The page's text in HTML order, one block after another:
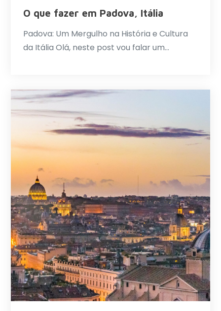
O que fazer em Padova, Itália
Padova: Um Mergulho na História e Cultura
da Itália Olá, neste post vou falar um…